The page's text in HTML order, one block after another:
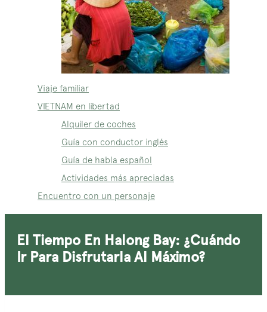
Viaje familiar
VIETNAM en libertad
Alquiler de coches
Guía con conductor inglés
Guía de habla español
Actividades más apreciadas
Encuentro con un personaje
El Tiempo En Halong Bay: ¿cuándo
Ir Para Disfrutarla Al Máximo?